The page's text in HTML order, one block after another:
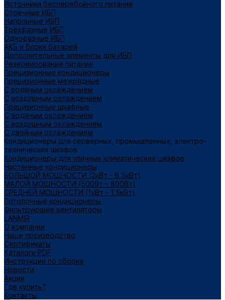
Источники бесперебойного питания
Стоечные ИБП
Напольные ИБП
Трёхфазные ИБП
Однофазные ИБП
АКБ и блоки батарей
Дополнительные элементы для ИБП
Резервирование питания
Прецизионные кондиционеры
Прецизионные межрядные
С водяным охлаждением
С воздушным охлаждением
Прецизионные шкафные
С водяным охлаждением
С воздушным охлаждением
С двойным охлаждением
Кондиционеры для серверных, промышленных, электро-
технических шкафов
Кондиционеры для уличных климатических шкафов
Настенные кондиционеры
БОЛЬШОЙ МОЩНОСТИ (2кВт - 6,5кВт)
МАЛОЙ МОЩНОСТИ (500Вт – 800Вт)
СРЕДНЕЙ МОЩНОСТИ (1кВт - 1,5кВт)
Потолочные кондиционеры
Фильтрующие вентиляторы
LANMIR
О компании
Наше производство
Сертификаты
Каталоги PDF
Инструкции по сборке
Новости
Акции
Где купить?
Контакты